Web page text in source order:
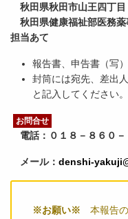
秋田県秋田市山王四丁目
秋田県健康福祉部医務
担当あて
報告書、申告書（写
封筒には宛先、差出
と記入してください。
お問合せ
電話：０１８－８６０－
メール： denshi-
※お願い※ 本報告の